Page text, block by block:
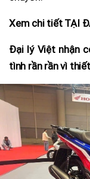
Xem chi tiết TẠI
Đại lý Việt nhận
tình rần rần vì